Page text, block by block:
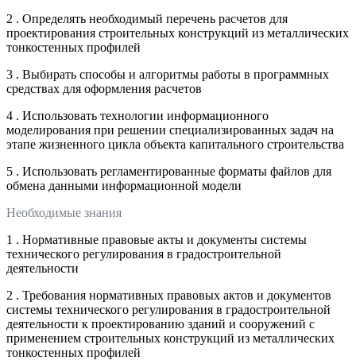
2 . Определять необходимый перечень расчетов для
проектирования строительных конструкций из металлических
тонкостенных профилей
3 . Выбирать способы и алгоритмы работы в программных
средствах для оформления расчетов
4 . Использовать технологии информационного
моделирования при решении специализированных задач на
этапе жизненного цикла объекта капитального строительства
5 . Использовать регламентированные форматы файлов для
обмена данными информационной модели
Необходимые знания
1 . Нормативные правовые акты и документы системы
технического регулирования в градостроительной
деятельности
2 . Требования нормативных правовых актов и документов
системы технического регулирования в градостроительной
деятельности к проектированию зданий и сооружений с
применением строительных конструкций из металлических
тонкостенных профилей